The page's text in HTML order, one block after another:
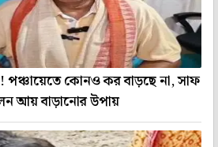
পঞ্চায়েতে কোনও কর বাড়ছে না, সাফ
আয় বাড়ানোর উপায়